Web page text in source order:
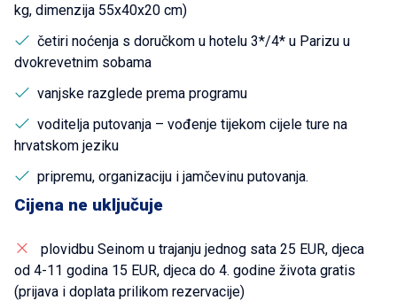
kg, dimenzija 55x40x20 cm)
četiri noćenja s doručkom u hotelu 3*/4* u Parizu u
dvokrevetnim sobama
vanjske razglede prema programu
voditelja putovanja – vođenje tijekom cijele ture na
hrvatskom jeziku
pripremu, organizaciju i jamčevinu putovanja.
Cijena ne uključuje
plovidbu Seinom u trajanju jednog sata 25 EUR, djeca
od 4-11 godina 15 EUR, djeca do 4. godine života gratis
(prijava i doplata prilikom rezervacije)